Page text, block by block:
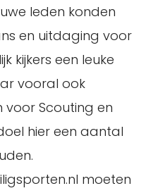
leden konden
en uitdaging voor
kijkers een leuke
vooral ook
Scouting en
hier een aantal
moeten